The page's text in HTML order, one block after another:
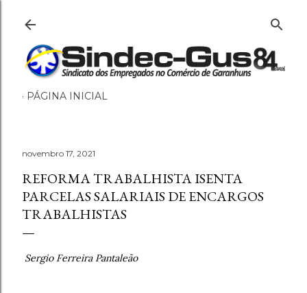
PÁGINA INICIAL
novembro 17, 2021
REFORMA TRABALHISTA ISENTA
PARCELAS SALARIAIS DE ENCARGOS
TRABALHISTAS
Sergio Ferreira Pantaleão